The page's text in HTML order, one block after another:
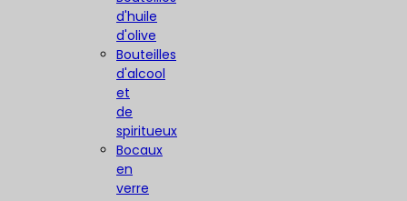
d'huile
d'olive
Bouteilles
d'alcool
et
de
spiritueux
Bocaux
en
verre